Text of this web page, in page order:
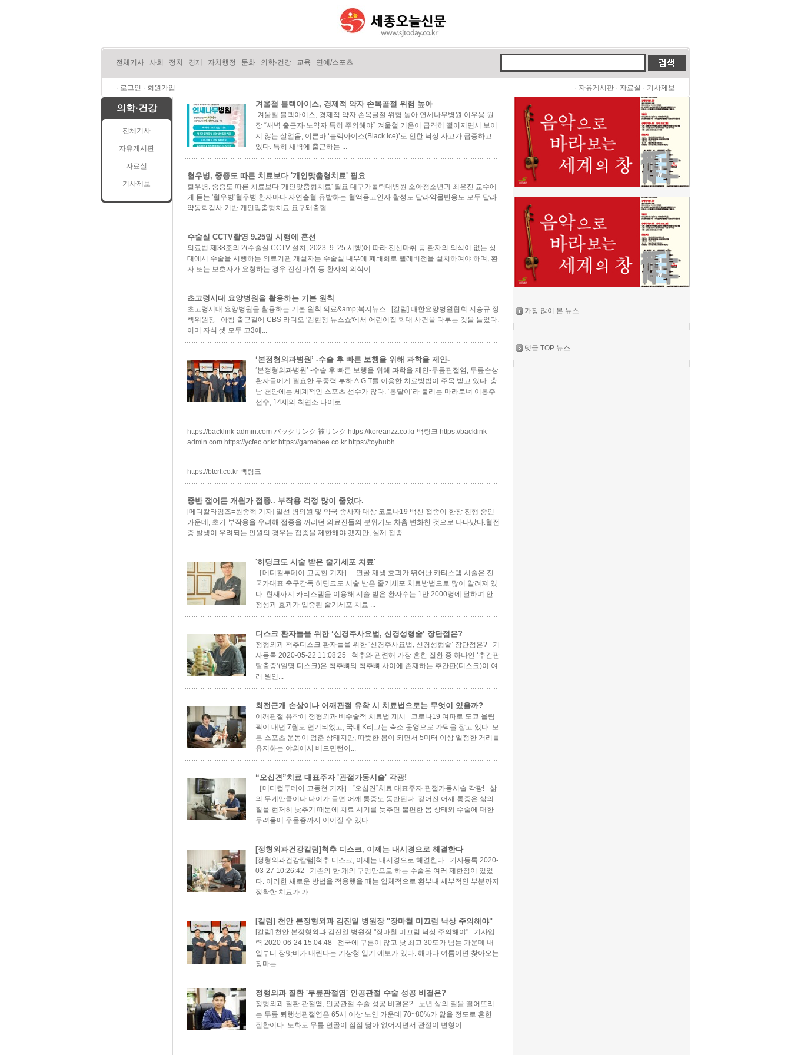
전체기사 사회 정치 경제 자치행정 문화 의학·건강 교육 연예/스포츠
· 로그인 · 회원가입 · 자유게시판 · 자료실 · 기사제보
의학·건강
전체기사
자유게시판
자료실
기사제보
겨울철 블랙아이스, 경제적 약자 손목골절 위험 높아
겨울철 블랙아이스, 경제적 약자 손목골절 위험 높아 연세나무병원 이우용 원
장 “새벽 출근자·노약자 특히 주의해야” 겨울철 기온이 급격히 떨어지면서 보이
지 않는 살얼음, 이른바 ‘블랙아이스(Black Ice)’로 인한 낙상 사고가 급증하고
있다. 특히 새벽에 출근하는 ...
혈우병, 중증도 따른 치료보다 '개인맞춤형치료' 필요
혈우병, 중증도 따른 치료보다 '개인맞춤형치료' 필요 대구가톨릭대병원 소아청소년과 최은진 교수에
게 듣는 '혈우병'혈우병 환자마다 자연출혈 유발하는 혈액응고인자 활성도 달라약물반응도 모두 달라
약동학검사 기반 개인맞춤형치료 요구돼출혈 ...
수술실 CCTV촬영 9.25일 시행에 혼선
의료법 제38조의 2(수술실 CCTV 설치, 2023. 9. 25 시행)에 따라 전신마취 등 환자의 의식이 없는 상
태에서 수술을 시행하는 의료기관 개설자는 수술실 내부에 폐쇄회로 텔레비전을 설치하여야 하며, 환
자 또는 보호자가 요청하는 경우 전신마취 등 환자의 의식이 ...
초고령시대 요양병원을 활용하는 기본 원칙
초고령시대 요양병원을 활용하는 기본 원칙 의료&amp;복지뉴스 [칼럼] 대한요양병원협회 지승규 정
책위원장 아침 출근길에 CBS 라디오 '김현정 뉴스쇼'에서 어린이집 학대 사건을 다루는 것을 들었다.
이미 자식 셋 모두 고3에...
‘본정형외과병원’ -수술 후 빠른 보행을 위해 과학을 제안-
‘본정형외과병원’ -수술 후 빠른 보행을 위해 과학을 제안-무릎관절염, 무릎손상
환자들에게 필요한 무중력 부하 A.G.T를 이용한 치료방법이 주목 받고 있다. 충
남 천안에는 세계적인 스포츠 선수가 많다. ‘봉달이’라 불리는 마라토너 이봉주
선수, 14세의 최연소 나이로...
https://backlink-admin.com バックリンク 被リンク https://koreanzz.co.kr 백링크 https://backlink-
admin.com https://ycfec.or.kr https://gamebee.co.kr https://toyhubh...
https://btcrt.co.kr 백링크
중반 접어든 개원가 접종.. 부작용 걱정 많이 줄었다.
[메디칼타임즈=원종혁 기자] 일선 병의원 및 약국 종사자 대상 코로나19 백신 접종이 한창 진행 중인
가운데, 초기 부작용을 우려해 접종을 꺼리던 의료진들의 분위기도 차츰 변화한 것으로 나타났다.혈전
증 발생이 우려되는 인원의 경우는 접종을 제한해야 겠지만, 실제 접종 ...
'히딩크도 시술 받은 줄기세포 치료'
［메디컬투데이 고동현 기자］ 연골 재생 효과가 뛰어난 카티스템 시술은 전
국가대표 축구감독 히딩크도 시술 받은 줄기세포 치료방법으로 많이 알려져 있
다. 현재까지 카티스템을 이용해 시술 받은 환자수는 1만 2000명에 달하며 안
정성과 효과가 입증된 줄기세포 치료 ...
디스크 환자들을 위한 ‘신경주사요법, 신경성형술’ 장단점은?
정형외과 척추디스크 환자들을 위한 ‘신경주사요법, 신경성형술’ 장단점은? 기
사등록 2020-05-22 11:08:25 척추와 관련해 가장 흔한 질환 중 하나인 ‘추간판
탈출증’(일명 디스크)은 척추뼈와 척추뼈 사이에 존재하는 추간판(디스크)이 여
러 원인...
회전근개 손상이나 어깨관절 유착 시 치료법으로는 무엇이 있을까?
어깨관절 유착에 정형외과 비수술적 치료법 제시 코로나19 여파로 도쿄 올림
픽이 내년 7월로 연기되었고, 국내 K리그는 축소 운영으로 가닥을 잡고 있다. 모
든 스포츠 운동이 멈춘 상태지만, 따뜻한 봄이 되면서 5미터 이상 일정한 거리를
유지하는 야외에서 베드민턴이...
“오십견”치료 대표주자 '관절가동시술' 각광!
［메디컬투데이 고동현 기자］ “오십견”치료 대표주자 관절가동시술 각광! 삶
의 무게만큼이나 나이가 들면 어깨 통증도 동반된다. 깊어진 어깨 통증은 삶의
질을 현저히 낮추기 때문에 치료 시기를 늦추면 불편한 몸 상태와 수술에 대한
두려움에 우울증까지 이어질 수 있다...
[정형외과건강칼럼]척추 디스크, 이제는 내시경으로 해결한다
[정형외과건강칼럼]척추 디스크, 이제는 내시경으로 해결한다 기사등록 2020-
03-27 10:26:42 기존의 한 개의 구멍만으로 하는 수술은 여러 제한점이 있었
다. 이러한 새로운 방법을 적용했을 때는 입체적으로 환부내 세부적인 부분까지
정확한 치료가 가...
[칼럼] 천안 본정형외과 김진일 병원장 "장마철 미끄럼 낙상 주의해야"
[칼럼] 천안 본정형외과 김진일 병원장 "장마철 미끄럼 낙상 주의해야" 기사입
력 2020-06-24 15:04:48 전국에 구름이 많고 낮 최고 30도가 넘는 가운데 내
일부터 장맛비가 내린다는 기상청 일기 예보가 있다. 해마다 여름이면 찾아오는
장마는 ...
정형외과 질환 '무릎관절염' 인공관절 수술 성공 비결은?
정형외과 질환 관절염, 인공관절 수술 성공 비결은? 노년 삶의 질을 떨어뜨리
는 무릎 퇴행성관절염은 65세 이상 노인 가운데 70~80%가 앓을 정도로 흔한
질환이다. 노화로 무릎 연골이 점점 닳아 없어지면서 관절이 변형이 ...
가장 많이 본 뉴스
댓글 TOP 뉴스